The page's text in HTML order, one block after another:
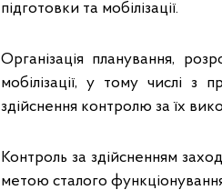
підготовки та мобілізації.
Організація планування,
мобілізації, у тому числі
здійснення контролю за їх
Контроль за здійсненням
метою сталого